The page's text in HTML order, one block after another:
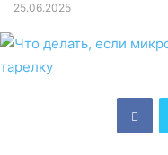
25.06.2025